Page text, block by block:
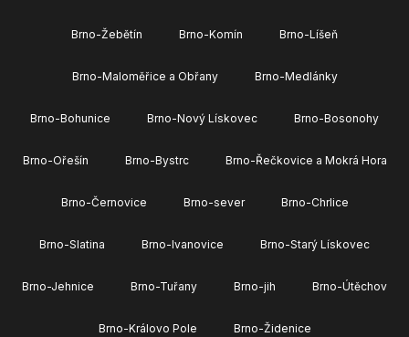
Brno-Žebětín Brno-Komín Brno-Líšeň
Brno-Maloměřice a Obřany Brno-Medlánky
Brno-Bohunice Brno-Nový Lískovec Brno-Bosonohy
Brno-Ořešín Brno-Bystrc Brno-Řečkovice a Mokrá Hora
Brno-Černovice Brno-sever Brno-Chrlice
Brno-Slatina Brno-Ivanovice Brno-Starý Lískovec
Brno-Jehnice Brno-Tuřany Brno-jih Brno-Útěchov
Brno-Královo Pole Brno-Židenice